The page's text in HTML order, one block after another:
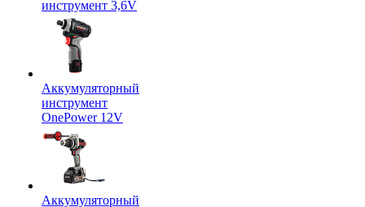
инструмент 3,6V
Аккумуляторный
инструмент
OnePower 12V
Аккумуляторный